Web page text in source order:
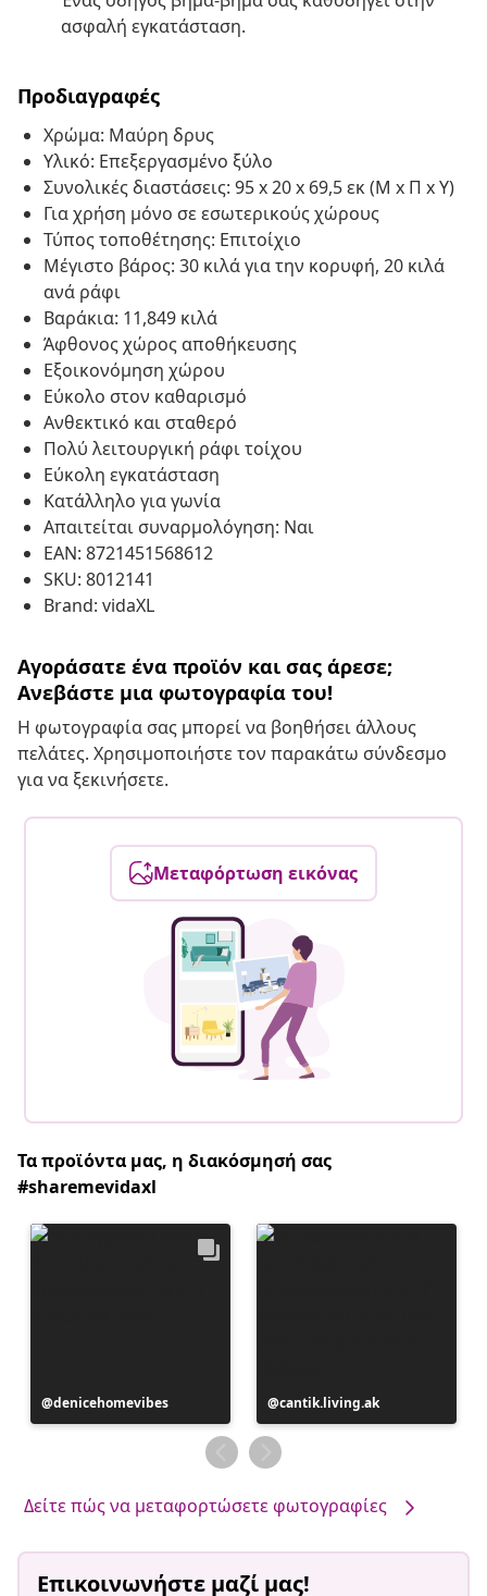
ασφαλή εγκατάσταση.
Προδιαγραφές
Χρώμα: Μαύρη δρυς
Υλικό: Επεξεργασμένο ξύλο
Συνολικές διαστάσεις: 95 x 20 x 69,5 εκ (Μ x Π x Υ)
Για χρήση μόνο σε εσωτερικούς χώρους
Τύπος τοποθέτησης: Επιτοίχιο
Μέγιστο βάρος: 30 κιλά για την κορυφή, 20 κιλά
ανά ράφι
Βαράκια: 11,849 κιλά
Άφθονος χώρος αποθήκευσης
Εξοικονόμηση χώρου
Εύκολο στον καθαρισμό
Ανθεκτικό και σταθερό
Πολύ λειτουργική ράφι τοίχου
Εύκολη εγκατάσταση
Κατάλληλο για γωνία
Απαιτείται συναρμολόγηση: Ναι
EAN: 8721451568612
SKU: 8012141
Brand: vidaXL
Αγοράσατε ένα προϊόν και σας άρεσε;
Ανεβάστε μια φωτογραφία του!
Η φωτογραφία σας μπορεί να βοηθήσει άλλους
πελάτες. Χρησιμοποιήστε τον παρακάτω σύνδεσμο
για να ξεκινήσετε.
Μεταφόρτωση εικόνας
Τα προϊόντα μας, η διακόσμησή σας
#sharemevidaxl
Η
ανάρτηση
denicehomevibes
Η
ανάρτηση
δημοσιεύθηκε
από
cantik.living.ak
Δείτε πώς να μεταφορτώσετε φωτογραφίες
Επικοινωνήστε μαζί μας!